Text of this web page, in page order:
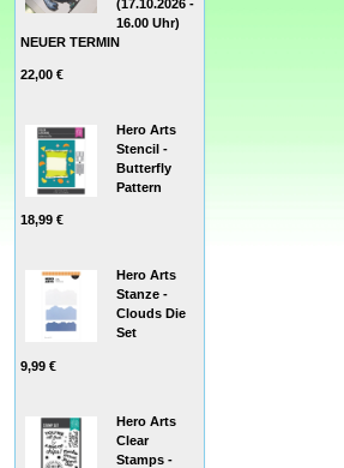
Signature
Stencils
Schablone
Rotary Phone
Collection
Schablone
Layering Stencil
Shifter Plus
(17.10.2026 -
16.00 Uhr)
NEUER TERMIN
22,00 €
Hero Arts
Stencil -
Butterfly
Pattern
18,99 €
Hero Arts
Stanze -
Clouds Die
Set
9,99 €
Hero Arts
Clear
Stamps -